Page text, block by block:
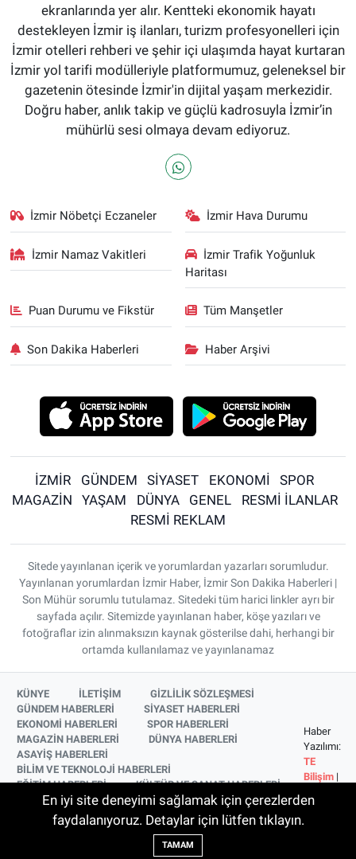
ekranlarında yer alır. Kentteki ekonomik hayatı
destekleyen İzmir iş ilanları, turizm profesyonelleri için
İzmir otelleri rehberi ve şehir içi ulaşımda hayat kurtaran
İzmir yol tarifi modülleriyle platformumuz, geleneksel bir
gazetenin ötesinde İzmir'in dijital yaşam merkezidir.
Doğru haber, anlık takip ve güçlü kadrosuyla İzmir’in
mühürlü sesi olmaya devam ediyoruz.
İzmir Nöbetçi Eczaneler İzmir Hava Durumu
İzmir Namaz Vakitleri
İzmir Trafik Yoğunluk
Haritası
Puan Durumu ve Fikstür Tüm Manşetler
Son Dakika Haberleri Haber Arşivi
İZMİR GÜNDEM SİYASET EKONOMİ
SPOR
MAGAZİN
YAŞAM DÜNYA GENEL
RESMİ İLANLAR
RESMİ REKLAM
Sitede yayınlanan içerik ve yorumlardan yazarları sorumludur.
Yayınlanan yorumlardan İzmir Haber, İzmir Son Dakika Haberleri |
Son Mühür sorumlu tutulamaz. Sitedeki tüm harici linkler ayrı bir
sayfada açılır. Sitemizde yayınlanan haber, köşe yazıları ve
fotoğraflar izin alınmaksızın kaynak gösterilse dahi, herhangi bir
ortamda kullanılamaz ve yayınlanamaz
KÜNYE İLETİŞİM
GİZLİLİK SÖZLEŞMESİ
GÜNDEM HABERLERİ
SİYASET HABERLERİ
EKONOMİ HABERLERİ
SPOR HABERLERİ
MAGAZİN HABERLERİ
DÜNYA HABERLERİ
ASAYİŞ HABERLERİ
BİLİM VE TEKNOLOJİ HABERLERİ
EĞİTİM HABERLERİ
KÜLTÜR VE SANAT HABERLERİ
SAĞLIK HABERLERİ
YAŞAM HABERLERİ
YEREL HABERLER
İZMİR HABERLERİ
SİNEMA VE TELEVİZYON HABERLERİ
Haber
Yazılımı:
TE
Bilişim |
© 2026
En iyi site deneyimi sağlamak için çerezlerden
faydalanıyoruz. Detaylar için lütfen tıklayın.
TAMAM